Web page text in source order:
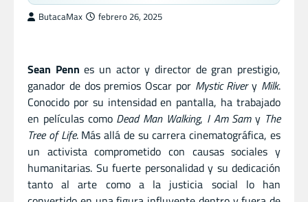
ButacaMax febrero 26, 2025
Sean Penn es un actor y director de gran prestigio,
ganador de dos premios Oscar por Mystic Rivery Milk.
Conocido por su intensidad en pantalla, ha trabajado
en películas como Dead Man Walking, I Am Samy The
Tree of Life. Más allá de su carrera cinematográfica, es
un activista comprometido con causas sociales y
humanitarias. Su fuerte personalidad y su dedicación
tanto al arte como a la justicia social lo han